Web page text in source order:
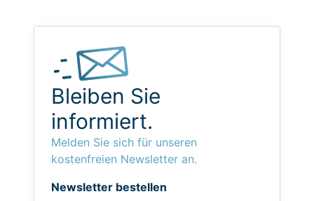
Bleiben Sie
informiert.
Melden Sie sich für unseren
kostenfreien Newsletter an.